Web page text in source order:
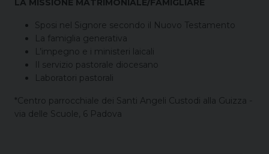
LA MISSIONE MATRIMONIALE/FAMIGLIARE
Sposi nel Signore secondo il Nuovo Testamento
La famiglia generativa
L’impegno e i ministeri laicali
Il servizio pastorale diocesano
Laboratori pastorali
*Centro parrocchiale dei Santi Angeli Custodi alla Guizza -
via delle Scuole, 6 Padova